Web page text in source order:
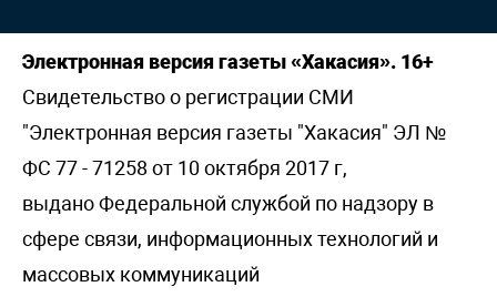
Электронная версия газеты «Хакасия». 16+
Свидетельство о регистрации СМИ
"Электронная версия газеты "Хакасия" ЭЛ №
ФС 77 - 71258 от 10 октября 2017 г,
выдано Федеральной службой по надзору в
сфере связи, информационных технологий и
массовых коммуникаций